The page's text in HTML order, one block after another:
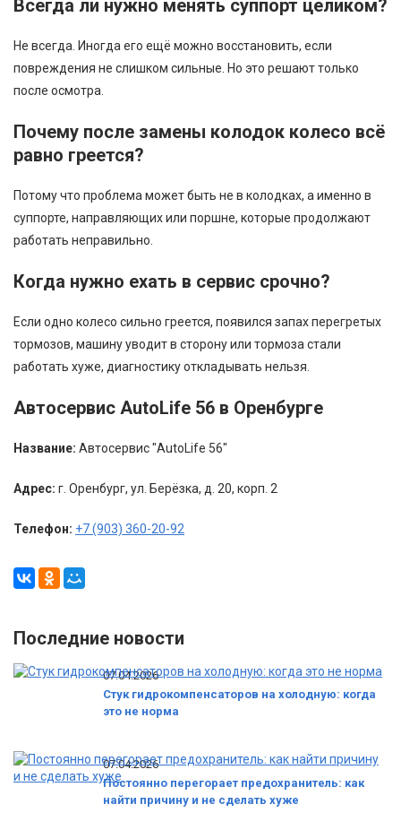
Всегда ли нужно менять суппорт целиком?
Не всегда. Иногда его ещё можно восстановить, если
повреждения не слишком сильные. Но это решают только
после осмотра.
Почему после замены колодок колесо всё
равно греется?
Потому что проблема может быть не в колодках, а именно в
суппорте, направляющих или поршне, которые продолжают
работать неправильно.
Когда нужно ехать в сервис срочно?
Если одно колесо сильно греется, появился запах перегретых
тормозов, машину уводит в сторону или тормоза стали
работать хуже, диагностику откладывать нельзя.
Автосервис AutoLife 56 в Оренбурге
Название: Автосервис "AutoLife 56"
Адрес: г. Оренбург, ул. Берёзка, д. 20, корп. 2
Телефон: +7 (903) 360-20-92
Последние новости
07.04.2026
Стук гидрокомпенсаторов на холодную: когда
это не норма
07.04.2026
Постоянно перегорает предохранитель: как
найти причину и не сделать хуже